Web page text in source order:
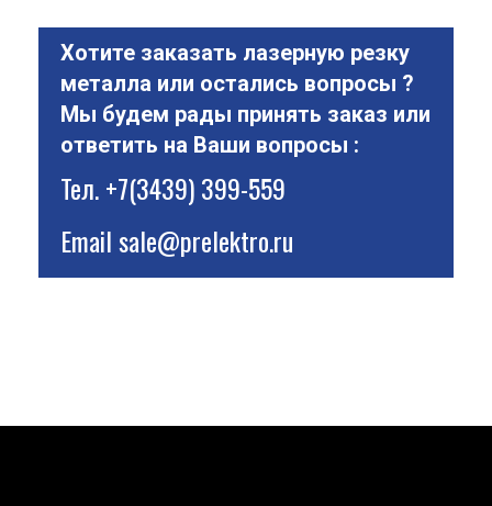
Хотите заказать лазерную резку
металла или остались вопросы ?
Мы будем рады принять заказ или
ответить на Ваши вопросы :
Тел.+7(3439) 399-559
Emailsale@prelektro.ru